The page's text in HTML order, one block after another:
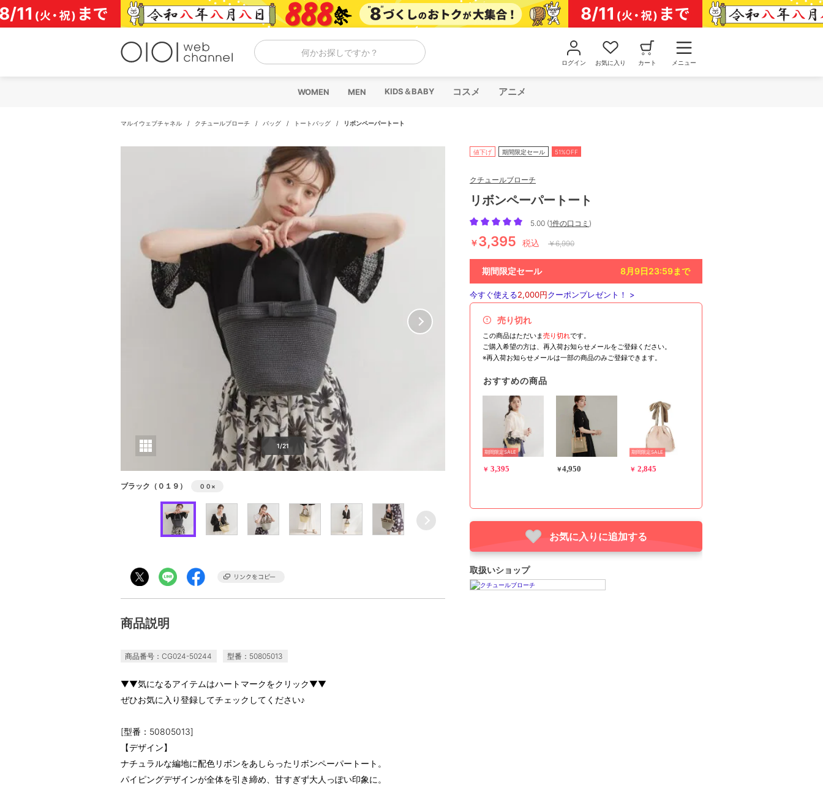
コ
ン
テ
何かお探しですか？
ログイン お気に入り カート メニュー
WOMEN MEN KIDS＆BABY コスメ アニメ
マルイウェブチャネル / クチュールブローチ / バッグ / トートバッグ / リボンペーパートート
1/21
ブラック（０１９） ００ ×
商品説明
商品番号：CG024-50244 型番：50805013
▼▼気になるアイテムはハートマークをクリック▼▼
ぜひお気に入り登録してチェックしてください♪
[型番：50805013]
【デザイン】
ナチュラルな編地に配色リボンをあしらったリボンペーパートート。
パイピングデザインが全体を引き締め、甘すぎず大人っぽい印象に。
値下げ 期間限定セール 51%OFF
クチュールブローチ
リボンペーパートート
5.00 (1件の口コミ )
￥3,395 税込 ￥6,990
期間限定セール 8月9日23:59まで
今すぐ使える2,000円クーポンプレゼント！ >
売り切れ
この商品はただいま売り切れです。
ご購入希望の方は、再入荷お知らせメールをご登録ください。
※再入荷お知らせメールは一部の商品のみご登録できます。
おすすめの商品
期間限定SALE
￥ 3,395 ￥4,950
期間限定SALE
￥ 2,845
お気に入りに追加する
取扱いショップ